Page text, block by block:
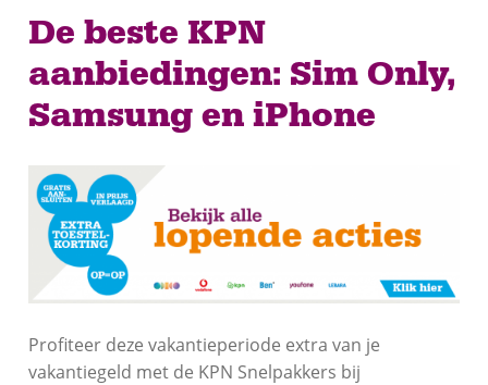
De beste KPN
aanbiedingen: Sim Only,
Samsung en iPhone
Profiteer deze vakantieperiode extra van je
vakantiegeld met de KPN Snelpakkers bij